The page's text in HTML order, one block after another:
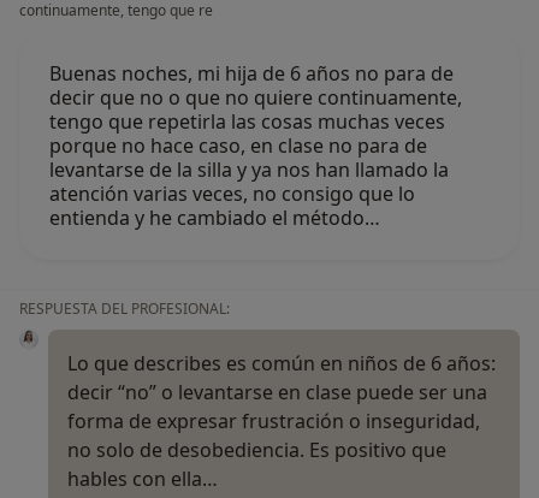
continuamente, tengo que re
Buenas noches, mi hija de 6 años no para de
decir que no o que no quiere continuamente,
tengo que repetirla las cosas muchas veces
porque no hace caso, en clase no para de
levantarse de la silla y ya nos han llamado la
atención varias veces, no consigo que lo
entienda y he cambiado el método…
RESPUESTA DEL PROFESIONAL:
Lo que describes es común en niños de 6 años:
decir “no” o levantarse en clase puede ser una
forma de expresar frustración o inseguridad,
no solo de desobediencia. Es positivo que
hables con ella…